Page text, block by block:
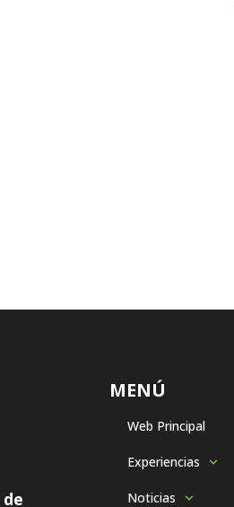
MENÚ
Web Principal
Experiencias
Noticias